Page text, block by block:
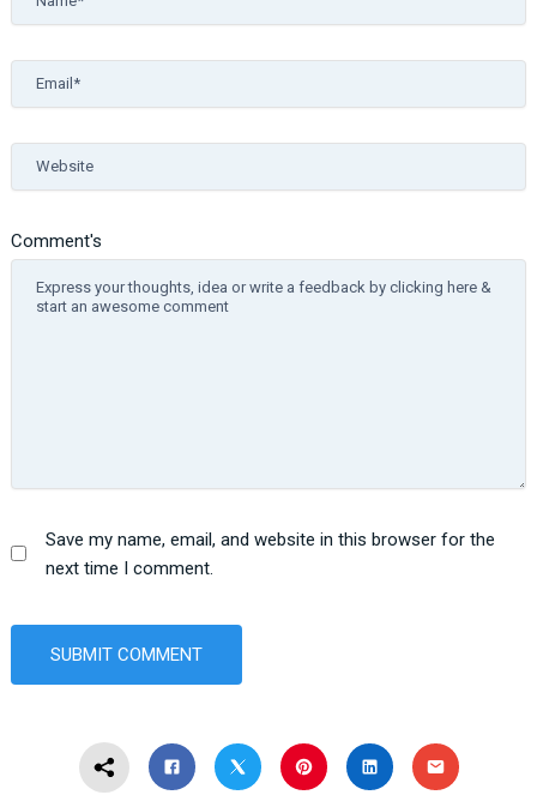
Comment's
Email*
Website
Save my name, email, and website in this browser for the
next time I comment.